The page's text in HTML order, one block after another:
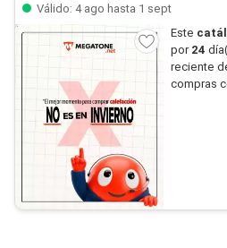
Válido: 4 ago hasta 1 sept
Este
por 24
reciente
compras